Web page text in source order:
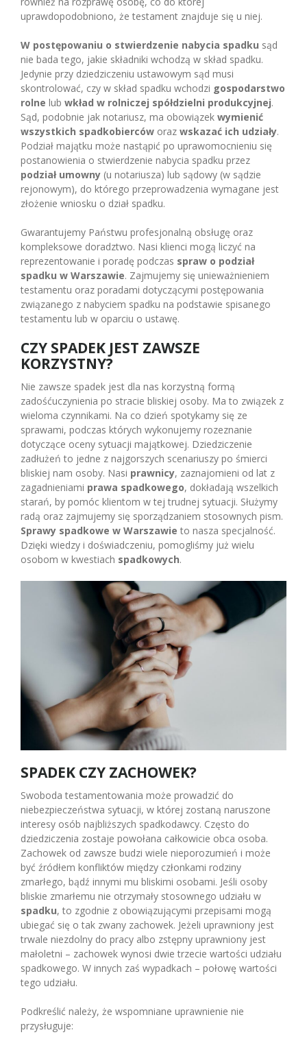
uprawdopodobniono, że testament znajduje się u niej.
W postępowaniu o stwierdzenie nabycia spadku sąd
nie bada tego, jakie składniki wchodzą w skład spadku.
Jedynie przy dziedziczeniu ustawowym sąd musi
skontrolować, czy w skład spadku wchodzi gospodarstwo
rolne lub wkład w rolniczej spółdzielni produkcyjnej.
Sąd, podobnie jak notariusz, ma obowiązek wymienić
wszystkich spadkobierców oraz wskazać ich udziały.
Podział majątku może nastąpić po uprawomocnieniu się
postanowienia o stwierdzenie nabycia spadku przez
podział umowny (u notariusza) lub sądowy (w sądzie
rejonowym), do którego przeprowadzenia wymagane jest
złożenie wniosku o dział spadku.
Gwarantujemy Państwu profesjonalną obsługę oraz
kompleksowe doradztwo. Nasi klienci mogą liczyć na
reprezentowanie i poradę podczas spraw o podział
spadku w Warszawie. Zajmujemy się unieważnieniem
testamentu oraz poradami dotyczącymi postępowania
związanego z nabyciem spadku na podstawie spisanego
testamentu lub w oparciu o ustawę.
CZY SPADEK JEST ZAWSZE
KORZYSTNY?
Nie zawsze spadek jest dla nas korzystną formą
zadośćuczynienia po stracie bliskiej osoby. Ma to związek z
wieloma czynnikami. Na co dzień spotykamy się ze
sprawami, podczas których wykonujemy rozeznanie
dotyczące oceny sytuacji majątkowej. Dziedziczenie
zadłużeń to jedne z najgorszych scenariuszy po śmierci
bliskiej nam osoby. Nasi prawnicy, zaznajomieni od lat z
zagadnieniami prawa spadkowego, dokładają wszelkich
starań, by pomóc klientom w tej trudnej sytuacji. Służymy
radą oraz zajmujemy się sporządzaniem stosownych pism.
Sprawy spadkowe w Warszawie to nasza specjalność.
Dzięki wiedzy i doświadczeniu, pomogliśmy już wielu
osobom w kwestiach spadkowych.
SPADEK CZY ZACHOWEK?
Swoboda testamentowania może prowadzić do
niebezpieczeństwa sytuacji, w której zostaną naruszone
interesy osób najbliższych spadkodawcy. Często do
dziedziczenia zostaje powołana całkowicie obca osoba.
Zachowek od zawsze budzi wiele nieporozumień i może
być źródłem konfliktów między członkami rodziny
zmarłego, bądź innymi mu bliskimi osobami. Jeśli osoby
bliskie zmarłemu nie otrzymały stosownego udziału w
spadku, to zgodnie z obowiązującymi przepisami mogą
ubiegać się o tak zwany zachowek. Jeżeli uprawniony jest
trwale niezdolny do pracy albo zstępny uprawniony jest
małoletni – zachowek wynosi dwie trzecie wartości udziału
spadkowego. W innych zaś wypadkach – połowę wartości
tego udziału.
Podkreślić należy, że wspomniane uprawnienie nie
przysługuje: